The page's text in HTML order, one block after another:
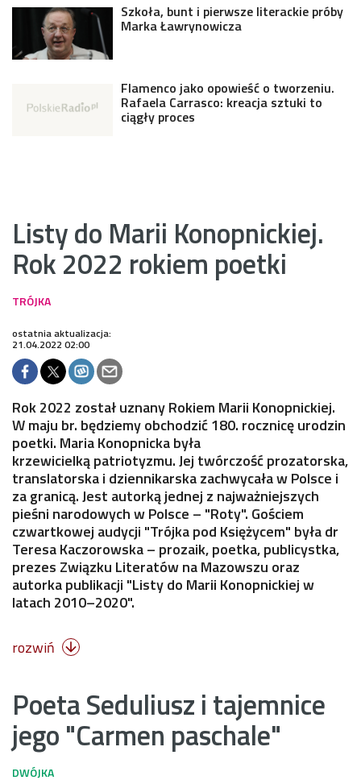
Szkoła, bunt i pierwsze literackie próby
Marka Ławrynowicza
Flamenco jako opowieść o tworzeniu.
Rafaela Carrasco: kreacja sztuki to
ciągły proces
Listy do Marii Konopnickiej.
Rok 2022 rokiem poetki
ostatnia aktualizacja:
21.04.2022 02:00
Rok 2022 został uznany Rokiem Marii Konopnickiej.
W maju br. będziemy obchodzić 180. rocznicę urodzin
poetki. Maria Konopnicka była
krzewicielką patriotyzmu. Jej twórczość prozatorska,
translatorska i dziennikarska zachwycała w Polsce i
za granicą. Jest autorką jednej z najważniejszych
pieśni narodowych w Polsce – "Roty". Gościem
czwartkowej audycji "Trójka pod Księżycem" była dr
Teresa Kaczorowska – prozaik, poetka, publicystka,
prezes Związku Literatów na Mazowszu oraz
autorka publikacji "Listy do Marii Konopnickiej w
latach 2010–2020".
rozwiń 
Poeta Seduliusz i tajemnice
jego "Carmen paschale"